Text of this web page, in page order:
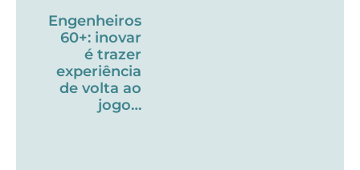
Engenheiros
60+: inovar
é trazer
experiência
de volta ao
jogo…